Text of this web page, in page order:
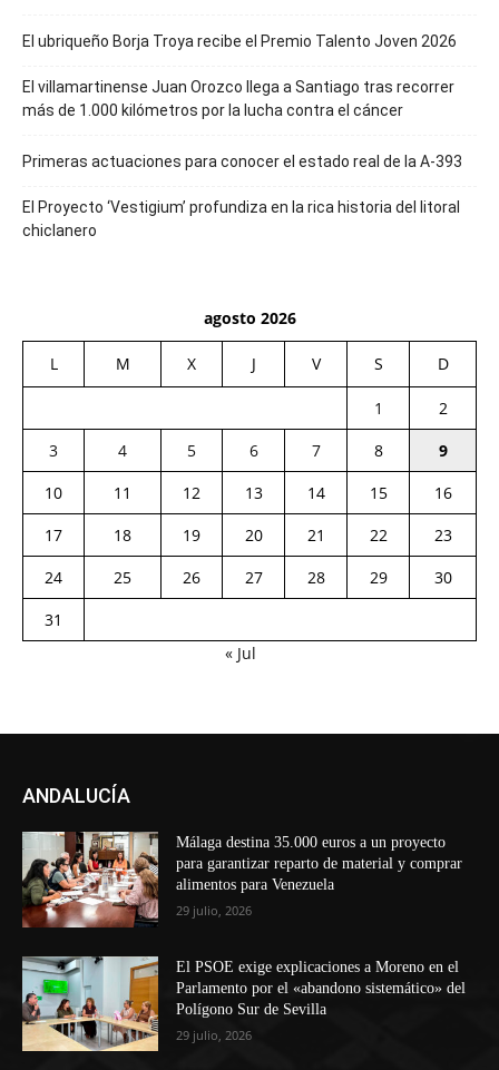
El ubriqueño Borja Troya recibe el Premio Talento Joven 2026
El villamartinense Juan Orozco llega a Santiago tras recorrer
más de 1.000 kilómetros por la lucha contra el cáncer
Primeras actuaciones para conocer el estado real de la A-393
El Proyecto ‘Vestigium’ profundiza en la rica historia del litoral
chiclanero
agosto 2026
L M X J V S D
1
2
3
4 5 6 7 8
9
10
11 12 13 14 15
16
17
18 19 20 21 22
23
24
25 26 27 28 29
30
31
« Jul
ANDALUCÍA
Málaga destina 35.000 euros a un proyecto
para garantizar reparto de material y comprar
alimentos para Venezuela
29 julio, 2026
El PSOE exige explicaciones a Moreno en el
Parlamento por el «abandono sistemático» del
Polígono Sur de Sevilla
29 julio, 2026